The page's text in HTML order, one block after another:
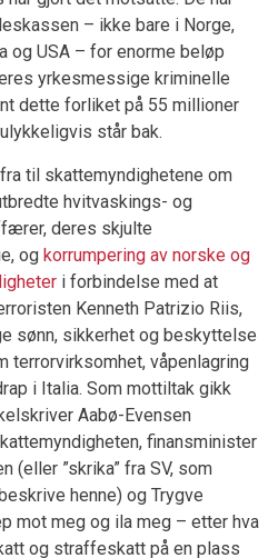
– ikke bare i Norge,
og USA – for enorme beløp
yrkesmessige kriminelle
dette forliket på 55 millioner
står bak.
til skattemyndighetene om
hvitvaskings- og
deres skjulte
og korrumpering av norske og
i forbindelse med at
Kenneth Patrizio Riis,
sønn, sikkerhet og beskyttelse
terrorvirksomhet, våpenlagring
i Italia. Som mottiltak gikk
Aabø-Evensen
finansminister
(eller ”skrika” fra SV, som
henne) og Trygve
mot meg og ila meg – etter hva
og straffeskatt på en plass